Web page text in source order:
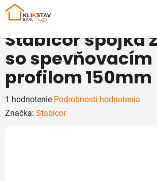
Prejsť
Stabicor spojka
so spevňovacím
profilom 150mm
Priemerné
hodnotenie
1 hodnotenie Podrobnosti hodnotenia
Značka: Stabicor